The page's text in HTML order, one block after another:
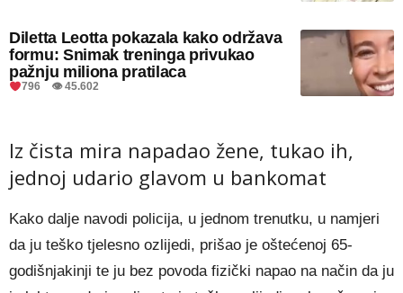
Diletta Leotta pokazala kako održava
formu: Snimak treninga privukao
pažnju miliona pratilaca
796 👁 45.602
Iz čista mira napadao žene, tukao ih,
jednoj udario glavom u bankomat
Kako dalje navodi policija, u jednom trenutku, u namjeri
da ju teško tjelesno ozlijedi, prišao je oštećenoj 65-
godišnjakinji te ju bez povoda fizički napao na način da ju